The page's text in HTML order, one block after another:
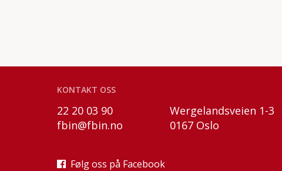
KONTAKT OSS
22 20 03 90
fbin@fbin.no
Wergelandsveien 1-3
0167 Oslo
Følg oss på Facebook